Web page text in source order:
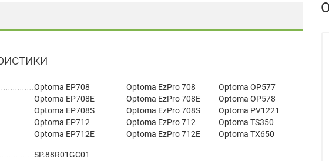
Optoma EP708
Optoma EP708E
Optoma EP708S
Optoma EP712
Optoma EP712E
Optoma EzPro 708
Optoma EzPro 708E
Optoma EzPro 708S
Optoma EzPro 712
Optoma EzPro 712E
Optoma OP577
Optoma OP578
Optoma PV1221
Optoma TS350
Optoma TX650
SP.88R01GC01